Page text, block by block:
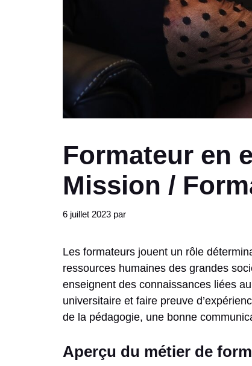
Formateur en
Mission /
6 juillet 2023 par
Les formateurs jouent un rôle
ressources humaines des grandes
enseignent des connaissances liées
universitaire et faire preuve
de la pédagogie, une bonne
Aperçu du métier de